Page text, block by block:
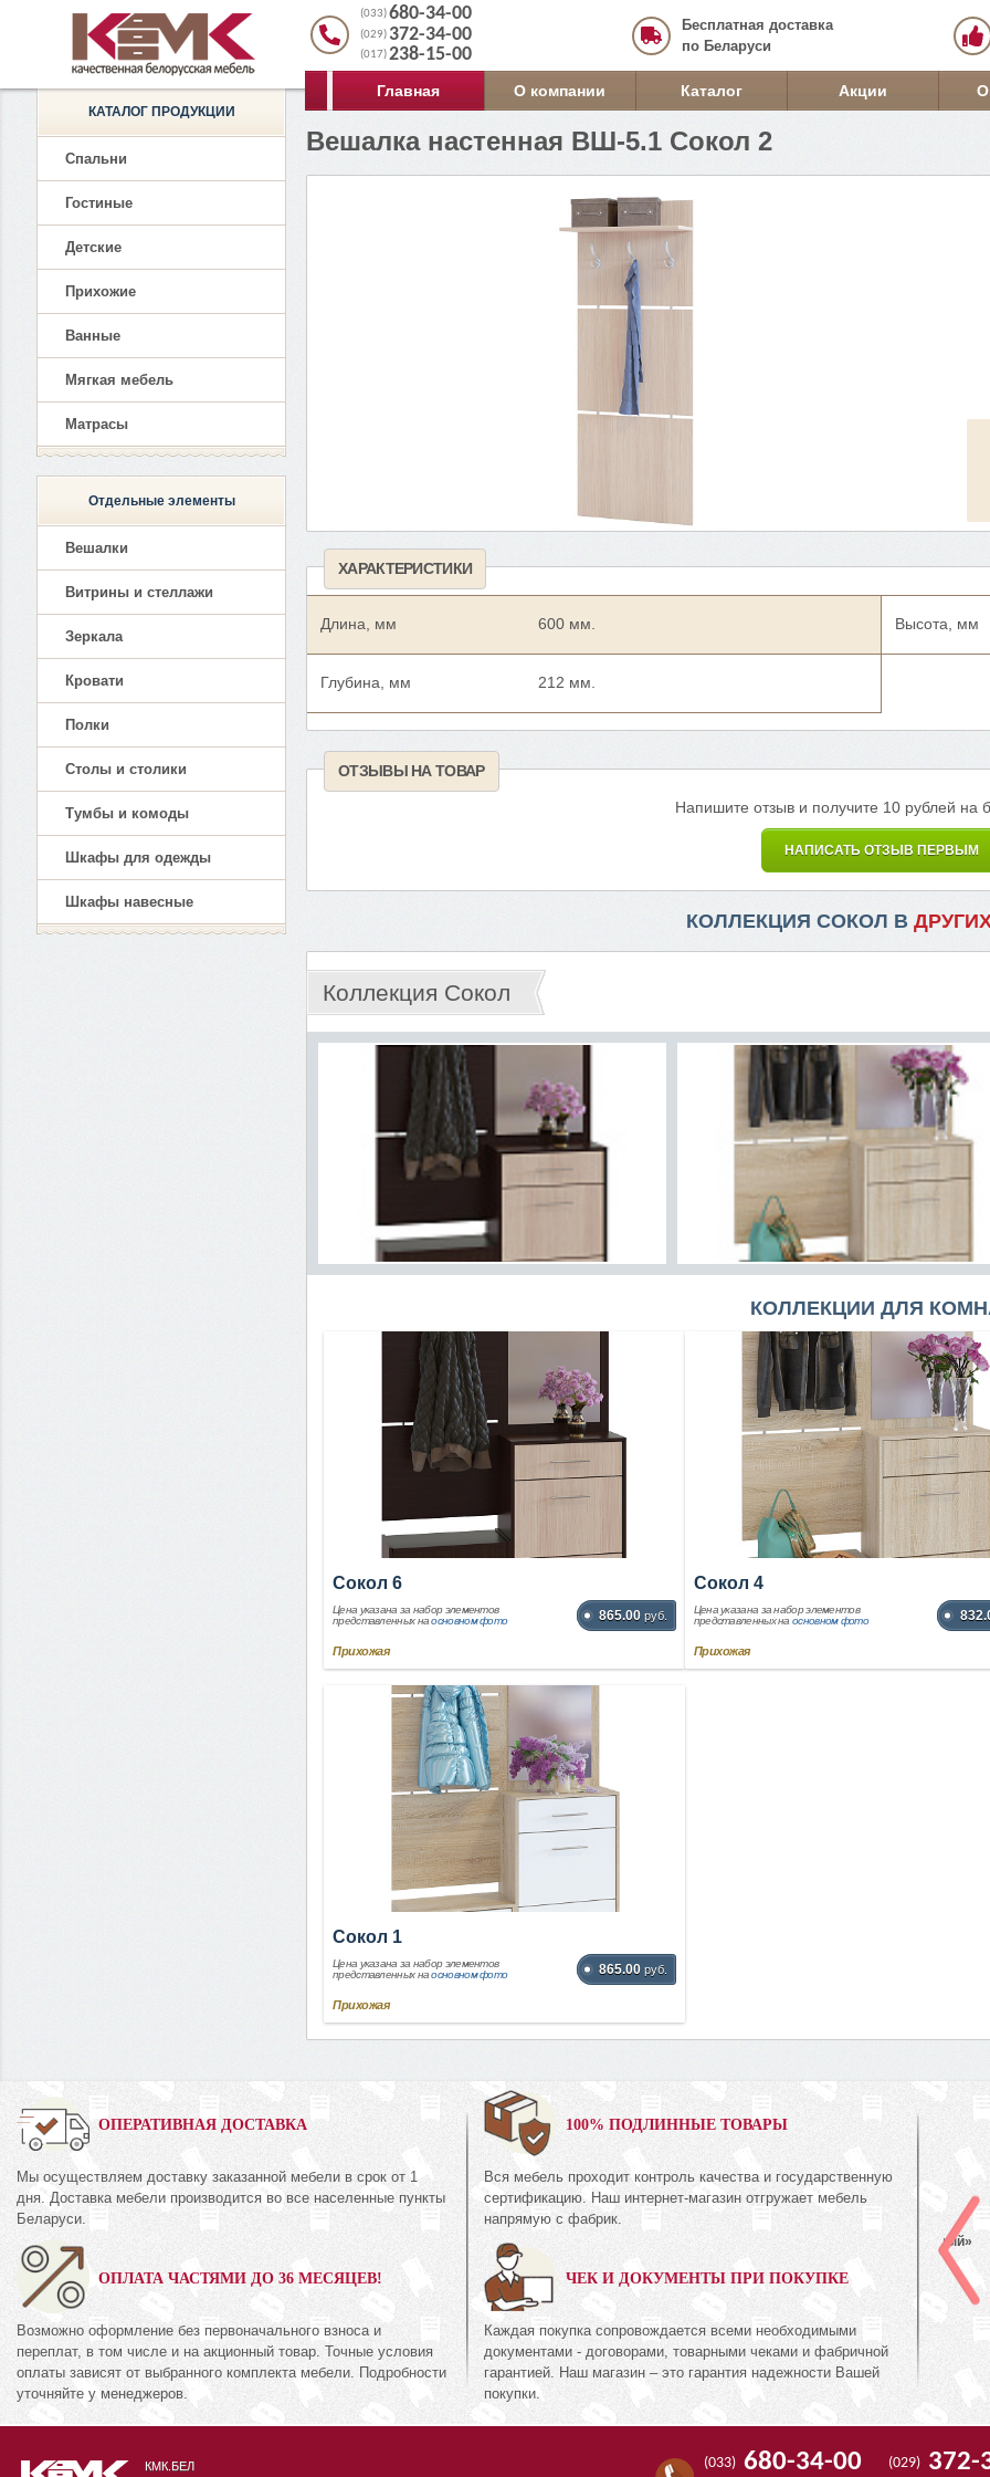
(033)680-34-00
(029) 372-34-00
(017)238-15-00
Бесплатная доставка
по Беларуси
Главная О компании Каталог Акции
Вешалка настенная ВШ-5.1 Сокол 2
ХАРАКТЕРИСТИКИ
Длина, мм 600 мм.
Глубина, мм 212 мм.
Высота, мм
ОТЗЫВЫ НА ТОВАР
Напишите отзыв и получите 10 рублей на
НАПИСАТЬ ОТЗЫВ ПЕРВЫМ
КОЛЛЕКЦИЯ СОКОЛ В
Коллекция Сокол
КОЛЛЕКЦИИ ДЛЯ
Сокол 6
Цена указана за набор элементов
представленных наосновном фото 865.00 руб.
Прихожая
Сокол 4
Цена указана за набор элементов
представленных наосновном фото
Прихожая
Сокол 1
Цена указана за набор элементов
представленных наосновном фото 865.00 руб.
Прихожая
КАТАЛОГ ПРОДУКЦИИ
Спальни
Гостиные
Детские
Прихожие
Ванные
Мягкая мебель
Матрасы
Отдельные элементы
Вешалки
Витрины и стеллажи
Зеркала
Кровати
Полки
Столы и столики
Тумбы и комоды
Шкафы для одежды
Шкафы навесные
ОПЕРАТИВНАЯ ДОСТАВКА
Мы осуществляем доставку заказанной мебели в срок от 1
дня. Доставка мебели производится во все населенные пункты
Беларуси.
ОПЛАТА ЧАСТЯМИ ДО 36 МЕСЯЦЕВ!
Возможно оформление без первоначального взноса и
переплат, в том числе и на акционный товар. Точные условия
оплаты зависят от выбранного комплекта мебели. Подробности
уточняйте у менеджеров.
100% ПОДЛИННЫЕ ТОВАРЫ
Вся мебель проходит контроль качества и государственную
сертификацию. Наш интернет-магазин отгружает мебель
напрямую с фабрик.
ЧЕК И ДОКУМЕНТЫ ПРИ ПОКУПКЕ
Каждая покупка сопровождается всеми необходимыми
документами - договорами, товарными чеками и фабричной
гарантией. Наш магазин – это гарантия надежности Вашей
покупки.
01
«Эстель Белый»
руб. 672
Шкаф для одежды
Коллекция «Риксос»
1 395
0%
Шкаф с витриной (левый)
Коллекция «Эстель Белый»
511руб.
КМК.БЕЛ (033) 680-34-00 (029) 372-